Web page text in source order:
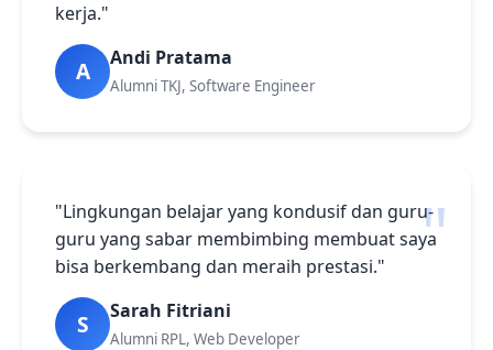
kerja."
A Andi Pratama
Alumni TKJ, Software Engineer
"Lingkungan belajar yang kondusif dan guru-
guru yang sabar membimbing membuat saya
bisa berkembang dan meraih prestasi."
S Sarah Fitriani
Alumni RPL, Web Developer